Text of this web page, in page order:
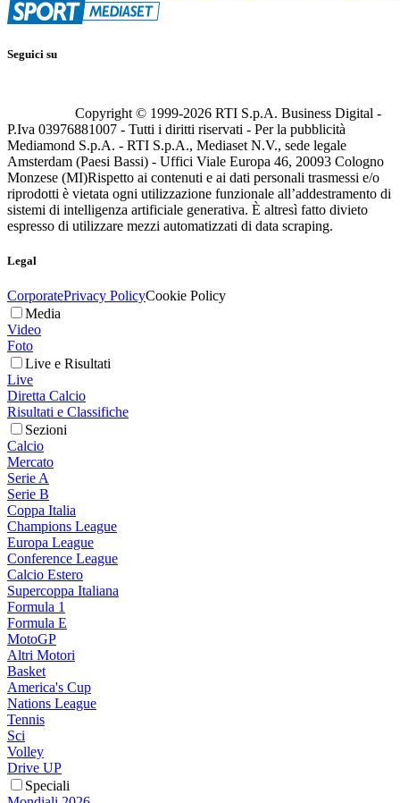
Seguici su
Copyright © 1999-2026 RTI S.p.A. Business Digital -
P.Iva 03976881007 - Tutti i diritti riservati - Per la pubblicità
Mediamond S.p.A. - RTI S.p.A., Mediaset N.V., sede legale
Amsterdam (Paesi Bassi) - Uffici Viale Europa 46, 20093 Cologno
Monzese (MI)Rispetto ai contenuti e ai dati personali trasmessi e/o
riprodotti è vietata ogni utilizzazione funzionale all’addestramento di
sistemi di intelligenza artificiale generativa. È altresì fatto divieto
espresso di utilizzare mezzi automatizzati di data scraping.
Legal
CorporatePrivacy PolicyCookie Policy
Media
Video
Foto
Live e Risultati
Live
Diretta Calcio
Risultati e Classifiche
Sezioni
Calcio
Mercato
Serie A
Serie B
Coppa Italia
Champions League
Europa League
Conference League
Calcio Estero
Supercoppa Italiana
Formula 1
Formula E
MotoGP
Altri Motori
Basket
America's Cup
Nations League
Tennis
Sci
Volley
Drive UP
Speciali